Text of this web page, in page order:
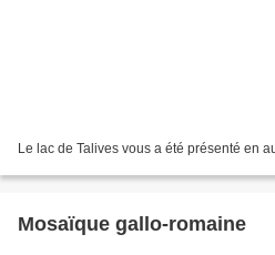
Le lac de Talives vous a été présenté en
Mosaïque gallo-romaine